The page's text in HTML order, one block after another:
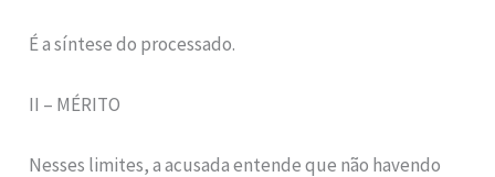
É a síntese do processado.
II – MÉRITO
Nesses limites, a acusada entende que não havendo